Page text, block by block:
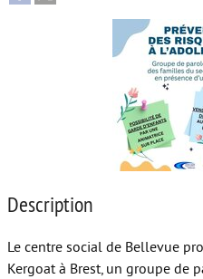
Face
Face
Sortir
Vie
Aide
Description
Le centre social de Bellevue
Kergoat à Brest, un groupe de